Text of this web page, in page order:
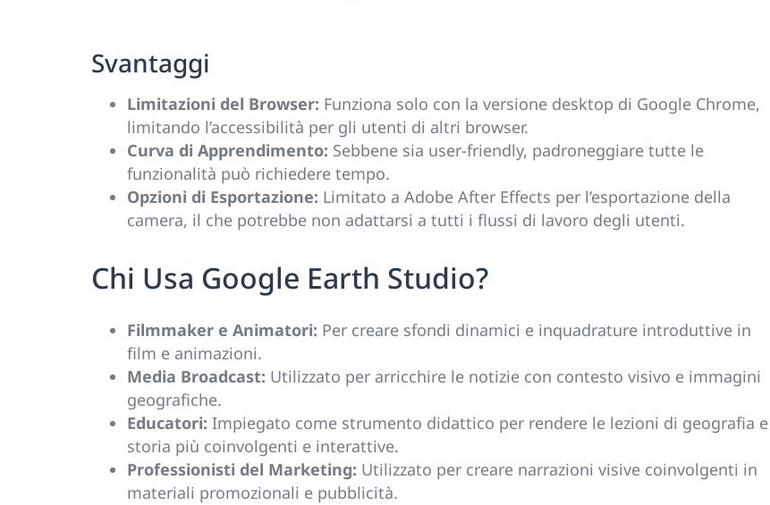
Svantaggi
Limitazioni del Browser: Funziona solo con la versione desktop di Google Chrome,
limitando l’accessibilità per gli utenti di altri browser.
Curva di Apprendimento: Sebbene sia user-friendly, padroneggiare tutte le
funzionalità può richiedere tempo.
Opzioni di Esportazione: Limitato a Adobe After Effects per l’esportazione della
camera, il che potrebbe non adattarsi a tutti i flussi di lavoro degli utenti.
Chi Usa Google Earth Studio?
Filmmaker e Animatori: Per creare sfondi dinamici e inquadrature introduttive in
film e animazioni.
Media Broadcast: Utilizzato per arricchire le notizie con contesto visivo e immagini
geografiche.
Educatori: Impiegato come strumento didattico per rendere le lezioni di geografia e
storia più coinvolgenti e interattive.
Professionisti del Marketing: Utilizzato per creare narrazioni visive coinvolgenti in
materiali promozionali e pubblicità.